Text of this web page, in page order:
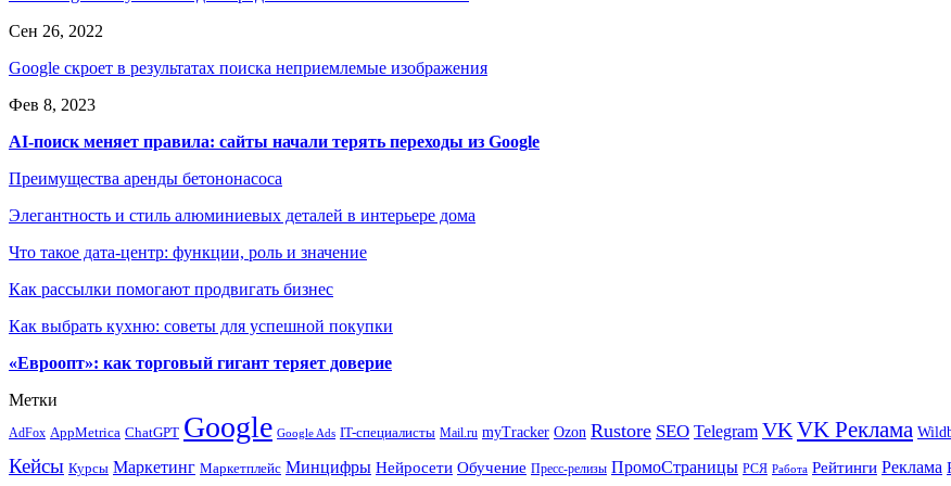
Сен 26, 2022
Google скроет в результатах поиска неприемлемые изображения
Фев 8, 2023
AI-поиск меняет правила: сайты начали терять переходы из Google
Преимущества аренды бетононасоса
Элегантность и стиль алюминиевых деталей в интерьере дома
Что такое дата-центр: функции, роль и значение
Как рассылки помогают продвигать бизнес
Как выбрать кухню: советы для успешной покупки
«Евроопт»: как торговый гигант теряет доверие
Метки
AdFox AppMetrica ChatGPT Google Google Ads IT-специалисты Mail.ru myTracker Ozon Rustore SEO Telegram VKVK Реклама
Кейсы Курсы Маркетинг Маркетплейс Минцифры Нейросети Обучение Пресс-релизы ПромоСтраницы РСЯ Работа Рейтинги Реклама